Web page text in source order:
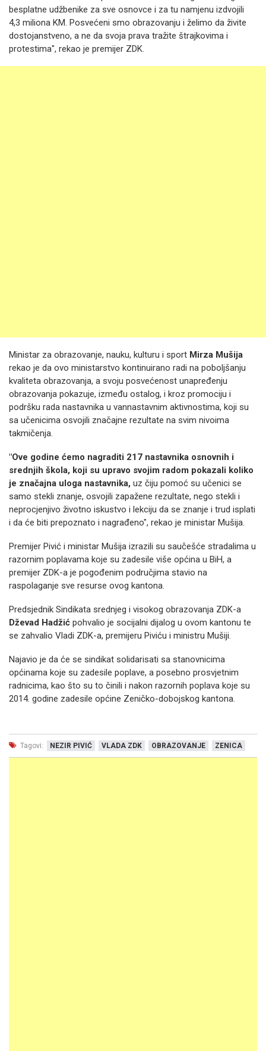
besplatne udžbenike za sve osnovce i za tu namjenu izdvojili
4,3 miliona KM. Posvećeni smo obrazovanju i želimo da živite
dostojanstveno, a ne da svoja prava tražite štrajkovima i
protestima", rekao je premijer ZDK.
Ministar za obrazovanje, nauku, kulturu i sport Mirza Mušija
rekao je da ovo ministarstvo kontinuirano radi na poboljšanju
kvaliteta obrazovanja, a svoju posvećenost unapređenju
obrazovanja pokazuje, između ostalog, i kroz promociju i
podršku rada nastavnika u vannastavnim aktivnostima, koji su
sa učenicima osvojili značajne rezultate na svim nivoima
takmičenja.
"Ove godine ćemo nagraditi 217 nastavnika osnovnih i
srednjih škola, koji su upravo svojim radom pokazali koliko
je značajna uloga nastavnika, uz čiju pomoć su učenici se
samo stekli znanje, osvojili zapažene rezultate, nego stekli i
neprocjenjivo životno iskustvo i lekciju da se znanje i trud isplati
i da će biti prepoznato i nagrađeno", rekao je ministar Mušija.
Premijer Pivić i ministar Mušija izrazili su saučešće stradalima u
razornim poplavama koje su zadesile više općina u BiH, a
premijer ZDK-a je pogođenim područjima stavio na
raspolaganje sve resurse ovog kantona.
Predsjednik Sindikata srednjeg i visokog obrazovanja ZDK-a
Dževad Hadžić pohvalio je socijalni dijalog u ovom kantonu te
se zahvalio Vladi ZDK-a, premijeru Piviću i ministru Mušiji.
Najavio je da će se sindikat solidarisati sa stanovnicima
općinama koje su zadesile poplave, a posebno prosvjetnim
radnicima, kao što su to činili i nakon razornih poplava koje su
2014. godine zadesile općine Zeničko-dobojskog kantona.
Tagovi: NEZIR PIVIĆ VLADA ZDK OBRAZOVANJE ZENICA